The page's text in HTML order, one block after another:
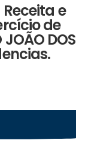
Receita e
de
DOS